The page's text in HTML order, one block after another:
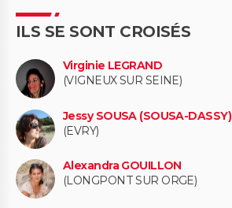
ILS SE SONT CROISÉS
Virginie LEGRAND
(VIGNEUX SUR SEINE)
Jessy SOUSA (SOUSA-DASSY)
(EVRY)
Alexandra GOUILLON
(LONGPONT SUR ORGE)